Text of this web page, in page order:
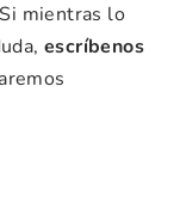
mientras lo
escríbenos